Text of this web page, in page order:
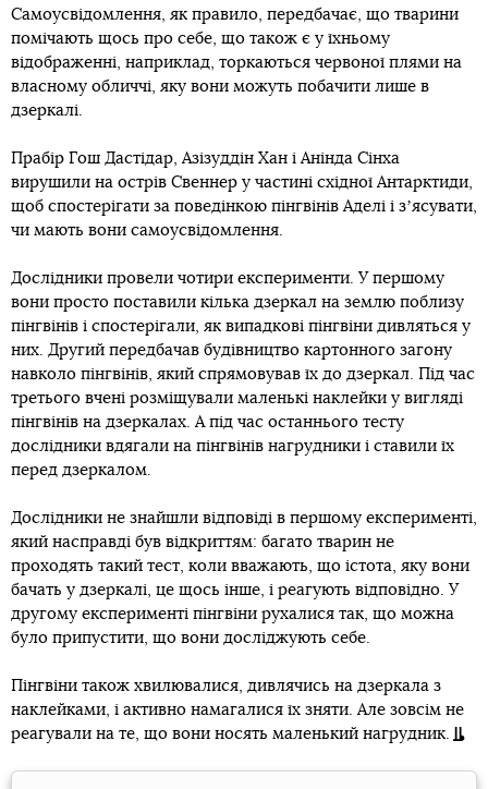
Самоусвідомлення, як правило, передбачає, що тварини
помічають щось про себе, що також є у їхньому
відображенні, наприклад, торкаються червоної плями на
власному обличчі, яку вони можуть побачити лише в
дзеркалі.
Прабір Гош Дастідар, Азізуддін Хан і Анінда Сінха
вирушили на острів Свеннер у частині східної Антарктиди,
щоб спостерігати за поведінкою пінгвінів Аделі і зʼясувати,
чи мають вони самоусвідомлення.
Дослідники провели чотири експерименти. У першому
вони просто поставили кілька дзеркал на землю поблизу
пінгвінів і спостерігали, як випадкові пінгвіни дивляться у
них. Другий передбачав будівництво картонного загону
навколо пінгвінів, який спрямовував їх до дзеркал. Під час
третього вчені розміщували маленькі наклейки у вигляді
пінгвінів на дзеркалах. А під час останнього тесту
дослідники вдягали на пінгвінів нагрудники і ставили їх
перед дзеркалом.
Дослідники не знайшли відповіді в першому експерименті,
який насправді був відкриттям: багато тварин не
проходять такий тест, коли вважають, що істота, яку вони
бачать у дзеркалі, це щось інше, і реагують відповідно. У
другому експерименті пінгвіни рухалися так, що можна
було припустити, що вони досліджують себе.
Пінгвіни також хвилювалися, дивлячись на дзеркала з
наклейками, і активно намагалися їх зняти. Але зовсім не
реагували на те, що вони носять маленький нагрудник.